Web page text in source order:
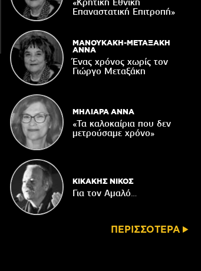
04/08/2026
Πέντε χρόνια μετά το σεισμό Αρκαλοχωρίου
Ανακοίνωση του Κυνηγετικού Συλλόγου
Βιάννου
04/08/2026
Επαναστατική Eπιτροπή»
ΜΑΝΟΥΚΑΚΗ-ΜΕΤΑΞΑΚΗ
ΑΝΝΑ
Ένας χρόνος χωρίς τον
Γιώργο Μεταξάκη
ΜΗΛΙΑΡΑ ΑΝΝΑ
«Τα καλοκαίρια που δεν
μετρούσαμε χρόνο»
ΚΙΚΑΚΗΣ ΝΙΚΟΣ
Για τον Αμαλό…
ΠΕΡΙΣΣΟΤΕΡΑ